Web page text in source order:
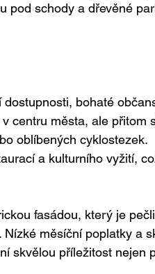
pod schody a dřevěné
bohaté
centru města, ale přitom
oblíbených cyklostezek.
a kulturního vyžití,
fasádou, který je
měsíční poplatky a
skvělou příležitost nejen